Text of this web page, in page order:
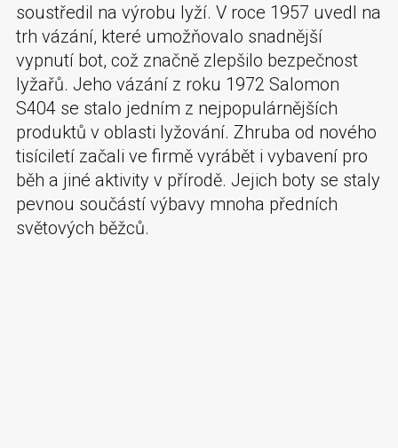
soustředil na výrobu lyží. V roce 1957 uvedl na
trh vázání, které umožňovalo snadnější
vypnutí bot, což značně zlepšilo bezpečnost
lyžařů. Jeho vázání z roku 1972 Salomon
S404 se stalo jedním z nejpopulárnějších
produktů v oblasti lyžování. Zhruba od nového
tisíciletí začali ve firmě vyrábět i vybavení pro
běh a jiné aktivity v přírodě. Jejich boty se staly
pevnou součástí výbavy mnoha předních
světových běžců.